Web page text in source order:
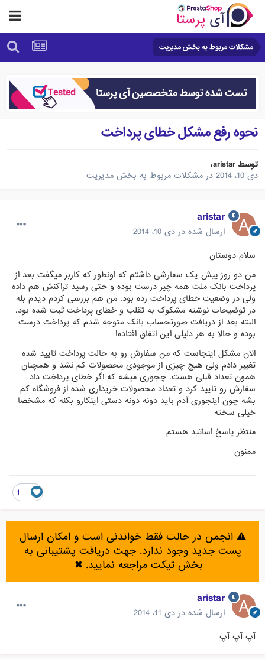
مشکلات مربوط به بخش مدیریت
نحوه رفع مشکل خطای پرداخت
توسطaristar،
دی 10، 2014
در مشکلات مربوط به بخش مدیریت
aristar
ارسال شده در دی 10، 2014
سلام دوستان
من دو روز پیش یک سفارشی داشتم که اونطور که کاربر میگفت بعد از
پرداخت بانک ملت همه چیز درست بوده و حتی رسید تراکنش هم داده
ولی در وضعیت خطای پرداخت زده بود. من هم بررسی کردم دیدم بله
در توضیحات نوشته مشکوک به تقلب و خطای پرداخت ثبت شده بود.
البته بعد از دریافت صورتحساب بانک متوجه شدم که پرداخت درست
بوده و حالا به هر دلیلی این اتفاق افتاده!
الان مشکل اینجاست که من سفارش رو به حالت پرداخت تایید شده
تغییر دادم ولی هیچ چیزی از موجودی محصولات کم نشد و همچنان
همون تعداد قبلی هست. چجوری میشه که اگر خطای پرداخت داد
سفارش رو تایید کرد و تعداد محصولات خریداری شده از فروشگاه کم
بشه چون اینجوری آدم باید دونه دونه دستی اینکارو بکنه که مشخصا
خیلی سخته
منتظر پاسخ اساتید هستم
ممنون
⚠️ انجمن در حالت فقط خواندنی است و امکان ارسال
پست جدید وجود ندارد. جهت دریافت پشتیبانی به
بخش تیکت مراجعه نمایید. ✖
aristar
ارسال شده در دی 11، 2014
آپ آپ آپ